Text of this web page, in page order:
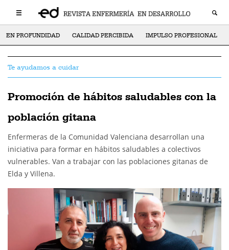
EN PROFUNDIDAD CALIDAD PERCIBIDA IMPULSO PROFESIONAL
Te ayudamos a cuidar
Promoción de hábitos saludables con la
población gitana
Enfermeras de la Comunidad Valenciana desarrollan una
iniciativa para formar en hábitos saludables a colectivos
vulnerables. Van a trabajar con las poblaciones gitanas de
Elda y Villena.